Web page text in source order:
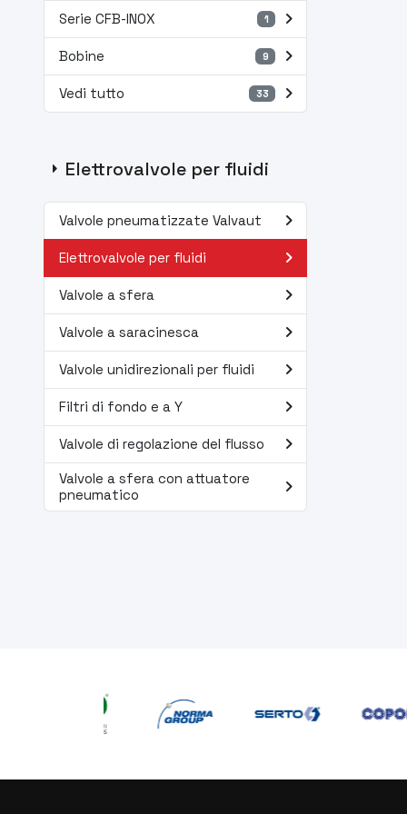
Serie CFB-INOX 1 navigate_next
Bobine 9 navigate_next
Vedi tutto 33 navigate_next
arrow_right Elettrovalvole per fluidi
Valvole pneumatizzate Valvaut navigate_next
Elettrovalvole per fluidi navigate_next
Valvole a sfera navigate_next
Valvole a saracinesca navigate_next
Valvole unidirezionali per fluidi navigate_next
Filtri di fondo e a Y navigate_next
Valvole di regolazione del flusso navigate_next
Valvole a sfera con attuatore
pneumatico
navigate_next